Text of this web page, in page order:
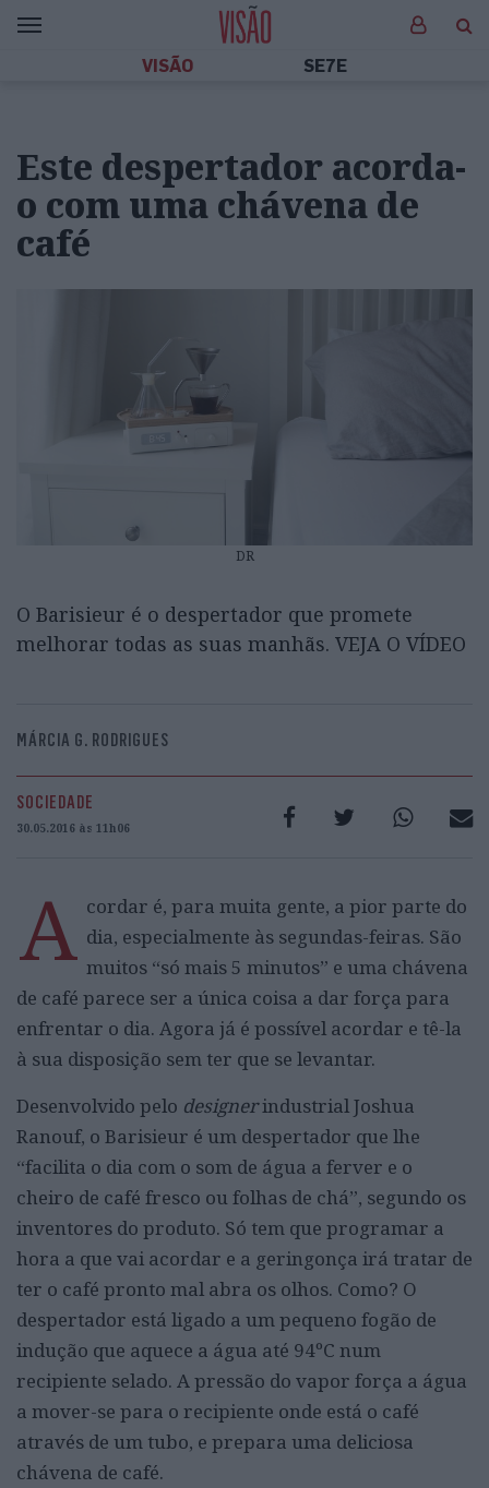
VISÃO SE7E
Este despertador acorda-
o com uma chávena de
café
DR
O Barisieur é o despertador que promete
melhorar todas as suas manhãs. VEJA O VÍDEO
MÁRCIA G. RODRIGUES
SOCIEDADE
30.05.2016 às 11h06
A cordar é, para muita gente, a pior parte do
dia, especialmente às segundas-feiras. São
muitos “só mais 5 minutos” e uma chávena
de café parece ser a única coisa a dar força para
enfrentar o dia. Agora já é possível acordar e tê-la
à sua disposição sem ter que se levantar.
Desenvolvido pelo designerindustrial Joshua
Ranouf, o Barisieur é um despertador que lhe
“facilita o dia com o som de água a ferver e o
cheiro de café fresco ou folhas de chá”, segundo os
inventores do produto. Só tem que programar a
hora a que vai acordar e a geringonça irá tratar de
ter o café pronto mal abra os olhos. Como? O
despertador está ligado a um pequeno fogão de
indução que aquece a água até 94ºC num
recipiente selado. A pressão do vapor força a água
a mover-se para o recipiente onde está o café
através de um tubo, e prepara uma deliciosa
chávena de café.